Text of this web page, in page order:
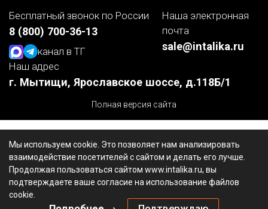
Мы используем cookie. Это позволяет нам анализировать
взаимодействие посетителей с сайтом и делать его лучше.
Продолжая пользоваться сайтом www.intalika.ru, вы
подтверждаете ваше согласие на использование файлов
cookie.
Бесплатный звонок по России
8 (800) 700-36-13
канал в ТГ
Наша электронная
почта
sale@intalika.ru
Наш адрес
г. Мытищи, Ярославское шоссе, д.118Б/1
Полная версия сайта